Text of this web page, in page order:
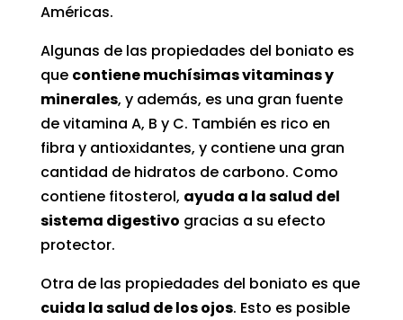
Américas.
Algunas de las propiedades del boniato es
que contiene muchísimas vitaminas y
minerales, y además, es una gran fuente
de vitamina A, B y C. También es rico en
fibra y antioxidantes, y contiene una gran
cantidad de hidratos de carbono. Como
contiene fitosterol, ayuda a la salud del
sistema digestivo gracias a su efecto
protector.
Otra de las propiedades del boniato es que
cuida la salud de los ojos. Esto es posible